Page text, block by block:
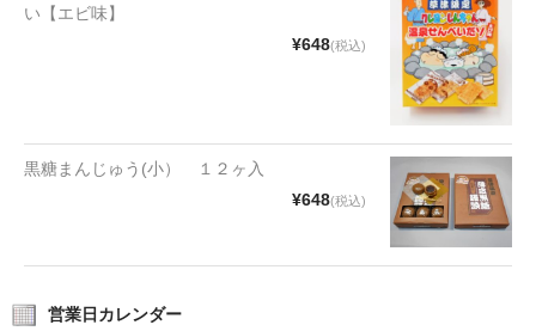
い【エビ味】
¥648(税込)
黒糖まんじゅう(小） １２ヶ入
¥648(税込)
営業日カレンダー